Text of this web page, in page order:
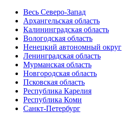
Весь Северо-Запад
Архангельская область
Калининградская область
Вологодская область
Ненецкий автономный округ
Ленинградская область
Мурманская область
Новгородская область
Псковская область
Республика Карелия
Республика Коми
Санкт-Петербург